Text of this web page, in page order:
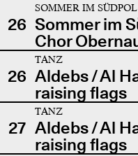
26
SOMMER IM SÜDPOL
Sommer im
Chor
26
TANZ
Aldebs / Al
raising flags
27
TANZ
Aldebs / Al
raising flags